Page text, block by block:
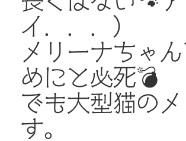
イ．．．）
メリーナちゃ
めにと必死💣
でも大型猫の
す。